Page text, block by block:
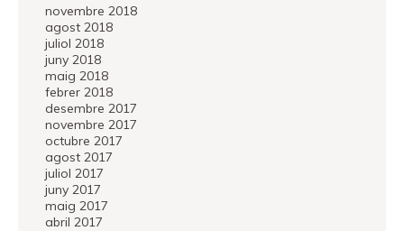
novembre 2018
agost 2018
juliol 2018
juny 2018
maig 2018
febrer 2018
desembre 2017
novembre 2017
octubre 2017
agost 2017
juliol 2017
juny 2017
maig 2017
abril 2017